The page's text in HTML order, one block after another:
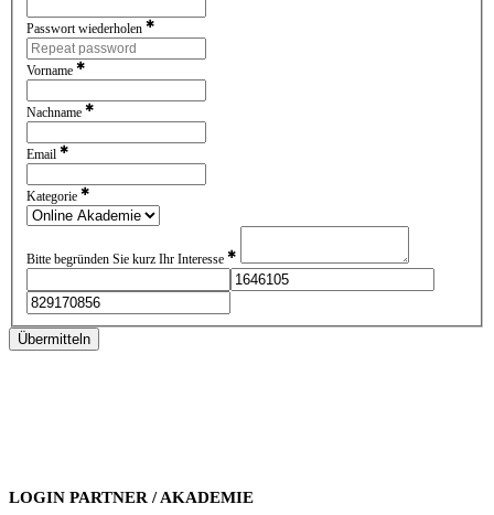
Passwort wiederholen ✱
Vorname ✱
Nachname ✱
Email ✱
Kategorie ✱
Bitte begründen Sie kurz Ihr Interesse ✱
Übermitteln
LOGIN PARTNER / AKADEMIE